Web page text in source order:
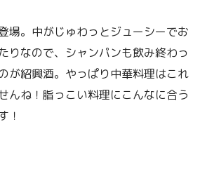
場。中がじゅわっとジューシーでお
りなので、シャンパンも飲み終わっ
が紹興酒。やっぱり中華料理はこれ
んね！脂っこい料理にこんなに合う
！